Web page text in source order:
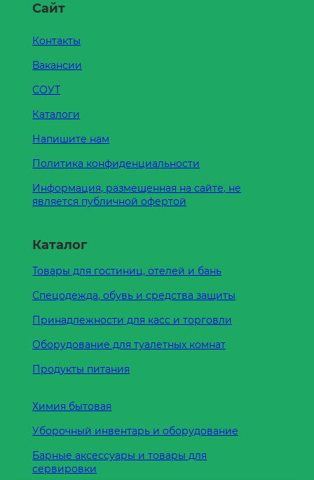
Сайт
Контакты
Вакансии
СОУТ
Каталоги
Напишите нам
Политика конфиденциальности
Информация, размещенная на сайте, не
является публичной офертой
Каталог
Товары для гостиниц, отелей и бань
Спецодежда, обувь и средства защиты
Принадлежности для касс и торговли
Оборудование для туалетных комнат
Продукты питания
Химия бытовая
Уборочный инвентарь и оборудование
Барные аксессуары и товары для
сервировки